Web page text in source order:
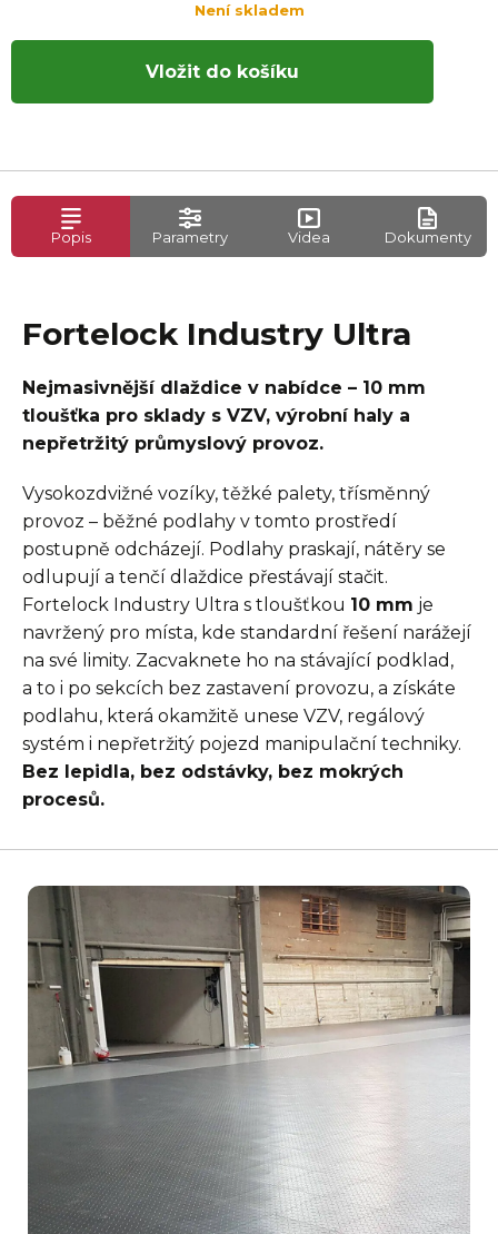
Není skladem
Vložit do košíku
Popis Parametry Videa Dokumenty
Fortelock Industry Ultra
Nejmasivnější dlaždice v nabídce – 10 mm
tloušťka pro sklady s VZV, výrobní haly a
nepřetržitý průmyslový provoz.
Vysokozdvižné vozíky, těžké palety, třísměnný
provoz – běžné podlahy v tomto prostředí
postupně odcházejí. Podlahy praskají, nátěry se
odlupují a tenčí dlaždice přestávají stačit.
Fortelock Industry Ultra s tloušťkou 10 mm je
navržený pro místa, kde standardní řešení narážejí
na své limity. Zacvaknete ho na stávající podklad,
a to i po sekcích bez zastavení provozu, a získáte
podlahu, která okamžitě unese VZV, regálový
systém i nepřetržitý pojezd manipulační techniky.
Bez lepidla, bez odstávky, bez mokrých
procesů.